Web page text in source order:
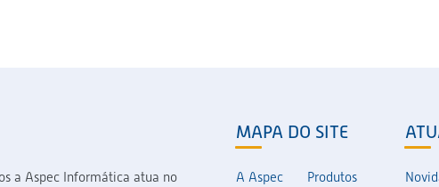
a Aspec Informática atua no
MAPA DO SITE
A Aspec Produtos